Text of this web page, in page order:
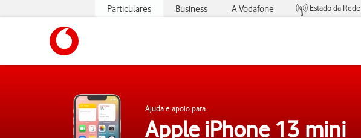
Particulares Business A Vodafone
Estado da Rede
Ajuda e apoio para
Apple iPhone 13 mini